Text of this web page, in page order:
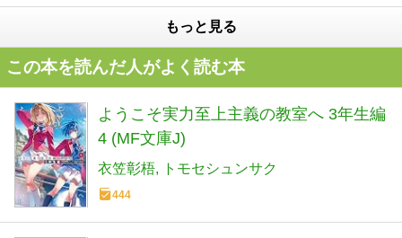
もっと見る
この本を読んだ人がよく読む本
ようこそ実力至上主義の教室へ 3年生編
4 (MF文庫J)
衣笠彰梧 トモセシュンサク
444